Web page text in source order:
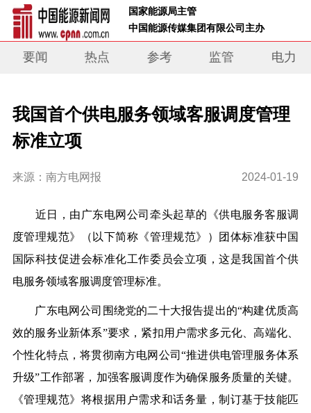
国家能源局主管
中国能源传媒集团有限公司主办
要闻 热点 参考 监管 电力
我国首个供电服务领域客服调度管理
标准立项
来源：南方电网报 2024-01-19
近日，由广东电网公司牵头起草的《供电服务客服调
度管理规范》（以下简称《管理规范》）团体标准获中国
国际科技促进会标准化工作委员会立项，这是我国首个供
电服务领域客服调度管理标准。
广东电网公司围绕党的二十大报告提出的“构建优质高
效的服务业新体系”要求，紧扣用户需求多元化、高端化、
个性化特点，将贯彻南方电网公司“推进供电管理服务体系
升级”工作部署，加强客服调度作为确保服务质量的关键。
《管理规范》将根据用户需求和话务量，制订基于技能匹